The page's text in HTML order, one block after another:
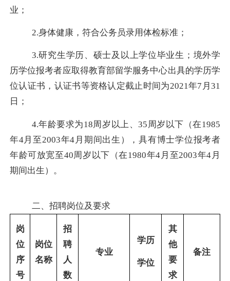
业；
2.身体健康，符合公务员录用体检标准；
3.研究生学历、硕士及以上学位毕业生；境外学
历学位报考者应取得教育部留学服务中心出具的学历学
位认证书，认证书等资格认定截止时间为2021年7 月31
日；
4.年龄要求为18周岁以上、35 周岁以下（在1985
年4月至2003年4 月期间出生），具有博士学位报考者
年龄可放宽至40周岁以下（在1980年4 月至2003年4 月
期间出生）。
二、 招聘岗位及要求
岗
位
序
号
岗位
名称
招
聘
人
数
专业
学历
学位
其
他
要
求
备注